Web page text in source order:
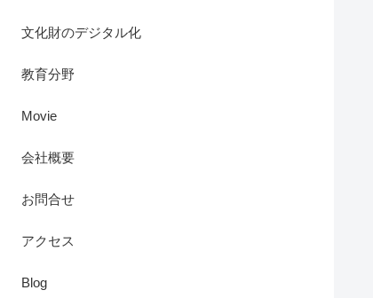
文化財のデジタル化
教育分野
Movie
会社概要
お問合せ
アクセス
Blog